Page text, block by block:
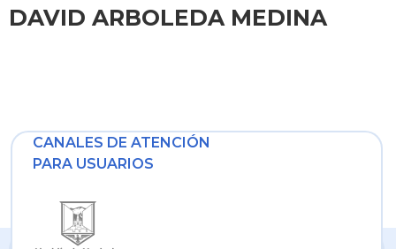
DAVID ARBOLEDA MEDINA
CANALES DE ATENCIÓN
PARA USUARIOS